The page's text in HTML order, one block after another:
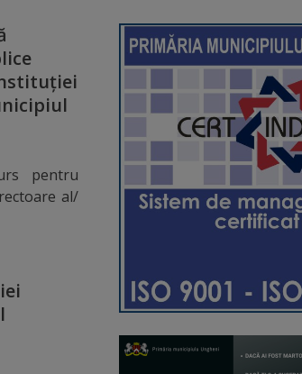
pentru
al/